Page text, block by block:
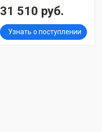
31 510 руб.
Узнать о поступлении